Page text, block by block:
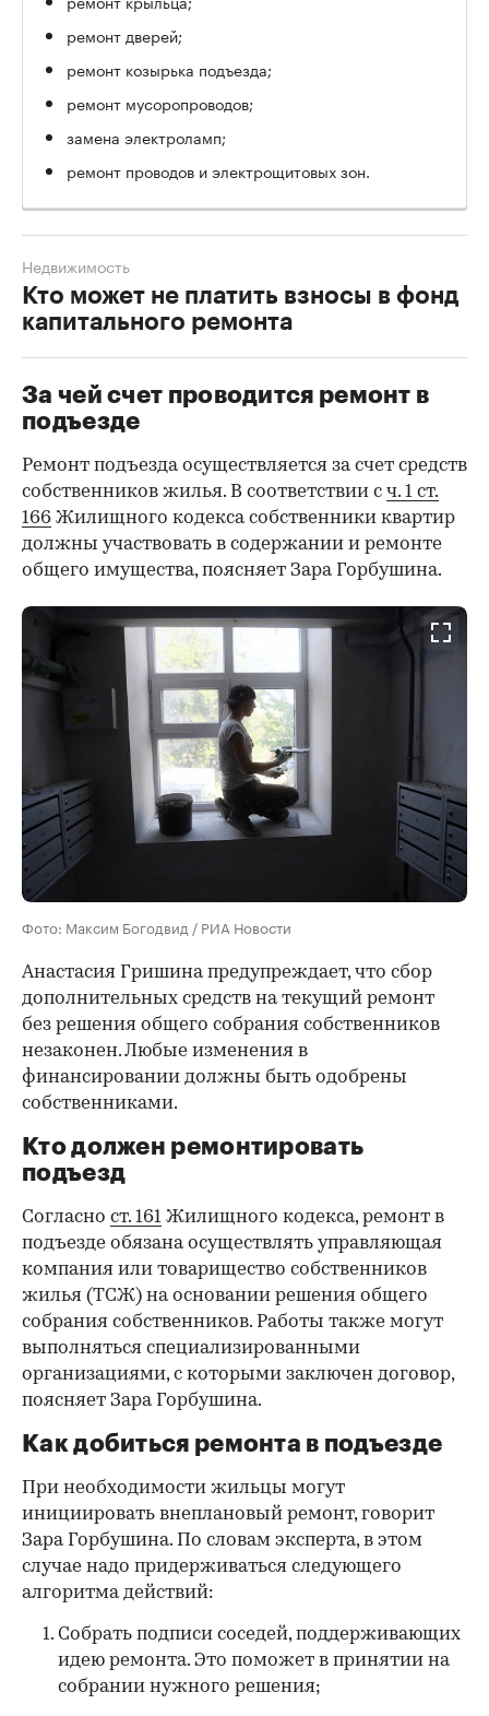
ремонт дверей;
ремонт козырька подъезда;
ремонт мусоропроводов;
замена электроламп;
ремонт проводов и электрощитовых зон.
Кто может не платить взносы в фонд
капитального ремонта
Недвижимость
За чей счет проводится ремонт в
подъезде
Ремонт подъезда осуществляется за счет средств
собственников жилья. В соответствии с ч. 1 ст.
166 Жилищного кодекса собственники квартир
должны участвовать в содержании и ремонте
общего имущества, поясняет Зара Горбушина.
Фото: Максим Богодвид / РИА Новости
Анастасия Гришина предупреждает, что сбор
дополнительных средств на текущий ремонт
без решения общего собрания собственников
незаконен. Любые изменения в
финансировании должны быть одобрены
собственниками.
Кто должен ремонтировать
подъезд
Согласно ст. 161 Жилищного кодекса, ремонт в
подъезде обязана осуществлять управляющая
компания или товарищество собственников
жилья (ТСЖ) на основании решения общего
собрания собственников. Работы также могут
выполняться специализированными
организациями, с которыми заключен договор,
поясняет Зара Горбушина.
Как добиться ремонта в подъезде
При необходимости жильцы могут
инициировать внеплановый ремонт, говорит
Зара Горбушина. По словам эксперта, в этом
случае надо придерживаться следующего
алгоритма действий:
Собрать подписи соседей, поддерживающих
идею ремонта. Это поможет в принятии на
собрании нужного решения;